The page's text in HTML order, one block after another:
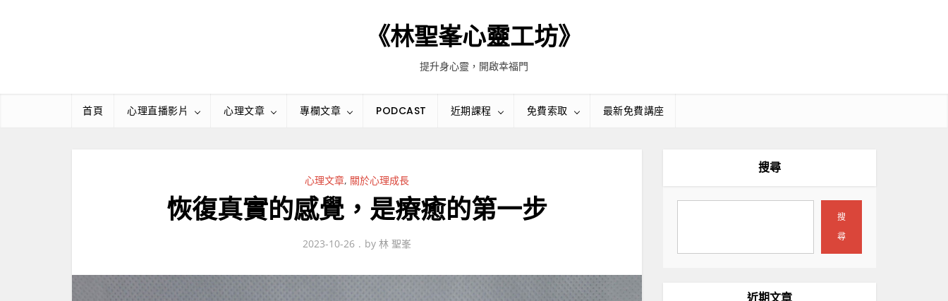
《林聖峯心靈工坊》
提升身心靈，開啟幸福門
首頁 心理直播影片 心理文章 專欄文章 PODCAST 近期課程 免費索取 最新免費講座
心理文章, 關於心理成長
恢復真實的感覺，是療癒的第一步
2023-10-26 by 林 聖峯
搜尋
搜
尋